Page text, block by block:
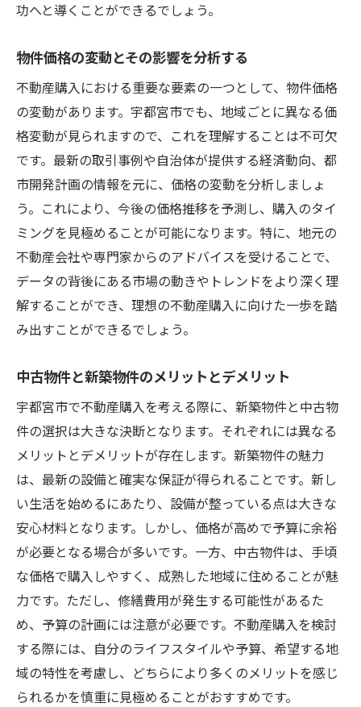
功へと導くことができるでしょう。
物件価格の変動とその影響を分析する
不動産購入における重要な要素の一つとして、物件価格
の変動があります。宇都宮市でも、地域ごとに異なる価
格変動が見られますので、これを理解することは不可欠
です。最新の取引事例や自治体が提供する経済動向、都
市開発計画の情報を元に、価格の変動を分析しましょ
う。これにより、今後の価格推移を予測し、購入のタイ
ミングを見極めることが可能になります。特に、地元の
不動産会社や専門家からのアドバイスを受けることで、
データの背後にある市場の動きやトレンドをより深く理
解することができ、理想の不動産購入に向けた一歩を踏
み出すことができるでしょう。
中古物件と新築物件のメリットとデメリット
宇都宮市で不動産購入を考える際に、新築物件と中古物
件の選択は大きな決断となります。それぞれには異なる
メリットとデメリットが存在します。新築物件の魅力
は、最新の設備と確実な保証が得られることです。新し
い生活を始めるにあたり、設備が整っている点は大きな
安心材料となります。しかし、価格が高めで予算に余裕
が必要となる場合が多いです。一方、中古物件は、手頃
な価格で購入しやすく、成熟した地域に住めることが魅
力です。ただし、修繕費用が発生する可能性があるた
め、予算の計画には注意が必要です。不動産購入を検討
する際には、自分のライフスタイルや予算、希望する地
域の特性を考慮し、どちらにより多くのメリットを感じ
られるかを慎重に見極めることがおすすめです。